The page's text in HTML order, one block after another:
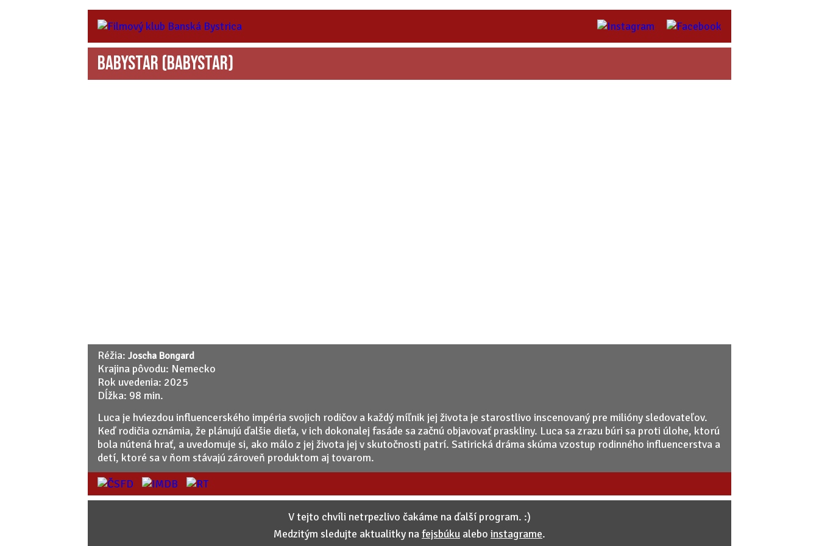
Babystar (Babystar)
Réžia: Joscha Bongard
Krajina pôvodu: Nemecko
Rok uvedenia: 2025
Dĺžka: 98 min.
Luca je hviezdou influencerského impéria svojich rodičov a každý míľnik jej života je starostlivo inscenovaný pre milióny sledovateľov.
Keď rodičia oznámia, že plánujú ďalšie dieťa, v ich dokonalej fasáde sa začnú objavovať praskliny. Luca sa zrazu búri sa proti úlohe, ktorú
bola nútená hrať, a uvedomuje si, ako málo z jej života jej v skutočnosti patrí. Satirická dráma skúma vzostup rodinného influencerstva a
detí, ktoré sa v ňom stávajú zároveň produktom aj tovarom.
V tejto chvíli netrpezlivo čakáme na ďalší program. :)
Medzitým sledujte aktualitky nafejsbúku alebo instagrame.